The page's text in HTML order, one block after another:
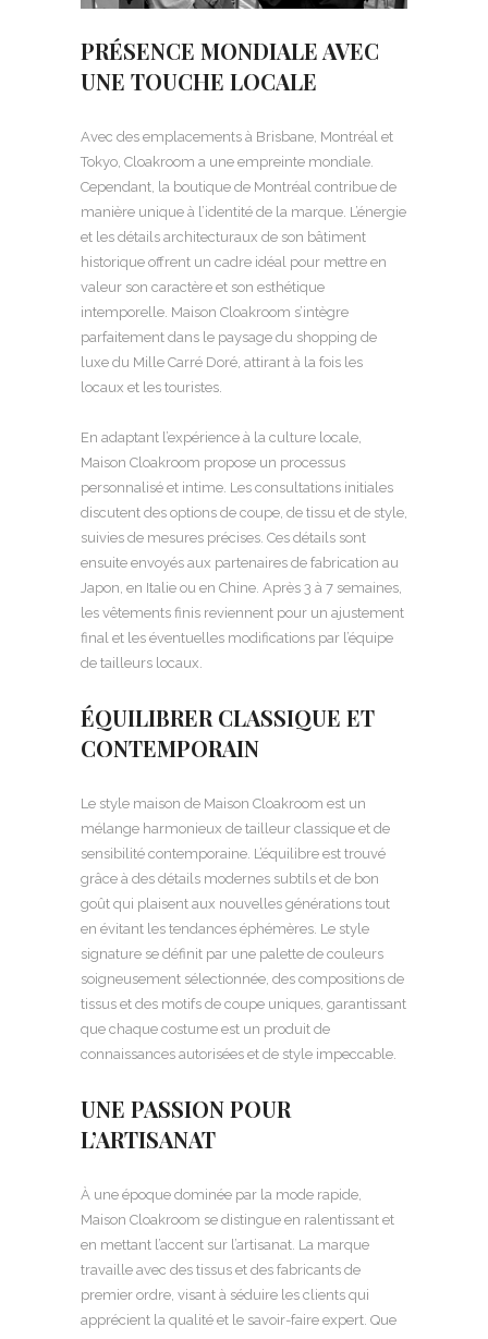
PRÉSENCE MONDIALE AVEC
UNE TOUCHE LOCALE
Avec des emplacements à Brisbane, Montréal et
Tokyo, Cloakroom a une empreinte mondiale.
Cependant, la boutique de Montréal contribue de
manière unique à l’identité de la marque. L’énergie
et les détails architecturaux de son bâtiment
historique offrent un cadre idéal pour mettre en
valeur son caractère et son esthétique
intemporelle. Maison Cloakroom s’intègre
parfaitement dans le paysage du shopping de
luxe du Mille Carré Doré, attirant à la fois les
locaux et les touristes.
En adaptant l’expérience à la culture locale,
Maison Cloakroom propose un processus
personnalisé et intime. Les consultations initiales
discutent des options de coupe, de tissu et de style,
suivies de mesures précises. Ces détails sont
ensuite envoyés aux partenaires de fabrication au
Japon, en Italie ou en Chine. Après 3 à 7 semaines,
les vêtements finis reviennent pour un ajustement
final et les éventuelles modifications par l’équipe
de tailleurs locaux.
ÉQUILIBRER CLASSIQUE ET
CONTEMPORAIN
Le style maison de Maison Cloakroom est un
mélange harmonieux de tailleur classique et de
sensibilité contemporaine. L’équilibre est trouvé
grâce à des détails modernes subtils et de bon
goût qui plaisent aux nouvelles générations tout
en évitant les tendances éphémères. Le style
signature se définit par une palette de couleurs
soigneusement sélectionnée, des compositions de
tissus et des motifs de coupe uniques, garantissant
que chaque costume est un produit de
connaissances autorisées et de style impeccable.
UNE PASSION POUR
L’ARTISANAT
À une époque dominée par la mode rapide,
Maison Cloakroom se distingue en ralentissant et
en mettant l’accent sur l’artisanat. La marque
travaille avec des tissus et des fabricants de
premier ordre, visant à séduire les clients qui
apprécient la qualité et le savoir-faire expert. Que